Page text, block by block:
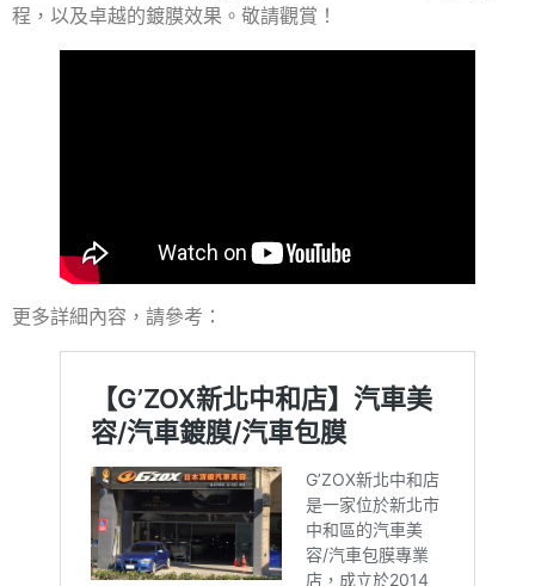
程，以及卓越的鍍膜效果。敬請觀賞！
更多詳細內容，請參考：